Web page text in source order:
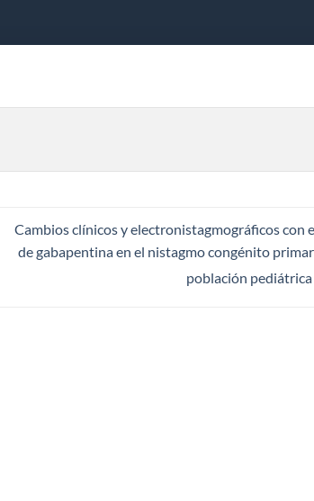
Cambios clínicos y electronistagmográficos con
de gabapentina en el nistagmo congénito
población pediátrica